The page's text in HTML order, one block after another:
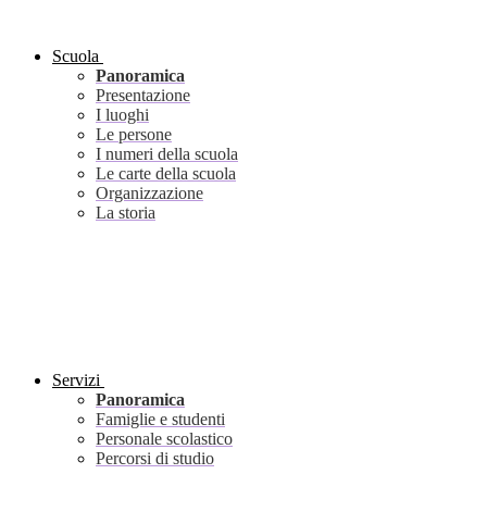
Scuola
Panoramica
Presentazione
I luoghi
Le persone
I numeri della scuola
Le carte della scuola
Organizzazione
La storia
Servizi
Panoramica
Famiglie e studenti
Personale scolastico
Percorsi di studio